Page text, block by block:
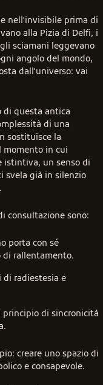
nell'invisibile prima di
alla Pizia di Delfi, i
sciamani leggevano
angolo del mondo,
dall'universo: vai
di questa antica
di una
sostituisce la
momento in cui
istintiva, un senso di
svela già in silenzio
consultazione sono:
porta con sé
di rallentamento.
di radiestesia e
principio di sincronicità
creare uno spazio di
e consapevole.